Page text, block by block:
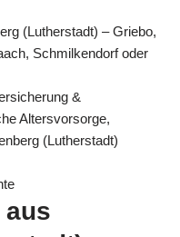
(Lutherstadt) – Griebo,
Schmilkendorf oder
&
Altersvorsorge,
(Lutherstadt)